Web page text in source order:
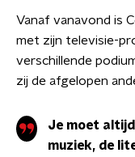
Vanaf vanavond is
met zijn televisie-
verschillende
zij de afgelopen
Je moet
muziek, de